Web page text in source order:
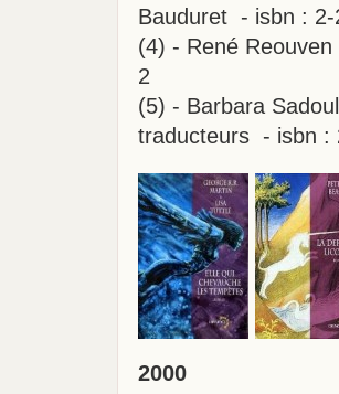
Bauduret - isbn : 2-
(4) - René
2
(5) - Barbara
traducteurs - isbn :
2000